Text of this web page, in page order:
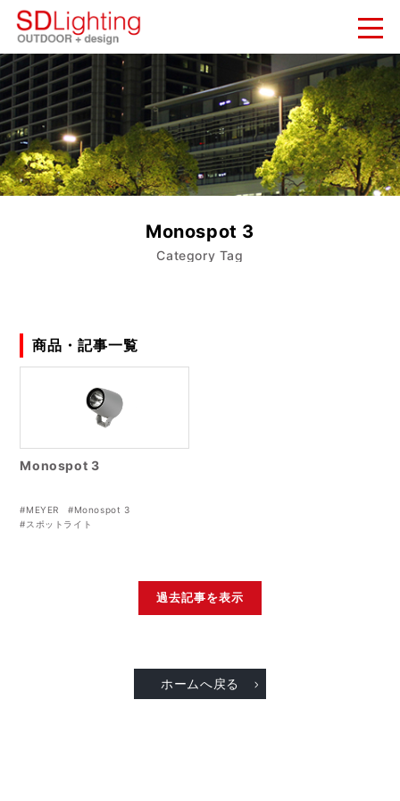
新着情報
NEWS
納入実績
WORKS
会社概要
COMPANY
Monospot 3
Category Tag
商品・記事一覧
Monospot 3
#MEYER
#Monospot 3
#スポットライト
過去記事を表示
ホームへ戻る